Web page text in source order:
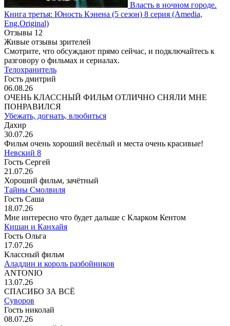
Власть в ночном городе.
Книга третья: Юность Кэнена (5 сезон) 8 серия (Amedia,
Eng.Original)
Отзывы 12
Живые отзывы зрителей
Смотрите, что обсуждают прямо сейчас, и подключайтесь к
разговору о фильмах и сериалах.
Телохранитель
Гость дмитрий
06.08.26
ОЧЕНЬ КЛАССНЫЙ ФИЛЬМ ОТЛИЧНО СНЯЛИ МНЕ
ПОНРАВИЛСЯ
Убежать, догнать, влюбиться
Дахир
30.07.26
Фильм очень хороший весёлый и места очень красивые!
Невский 8
Гость Сергей
21.07.26
Хороший фильм, зачётный
Тайны Смолвиля
Гость Саша
18.07.26
Мне интересно что будет дальше с Кларком Кентом
Кишан и Канхайя
Гость Ольга
17.07.26
Классный фильм
Аладдин и король разбойников
ANTONIO
13.07.26
СПАСИБО ЗА ВСЁ
Суворов
Гость николай
08.07.26